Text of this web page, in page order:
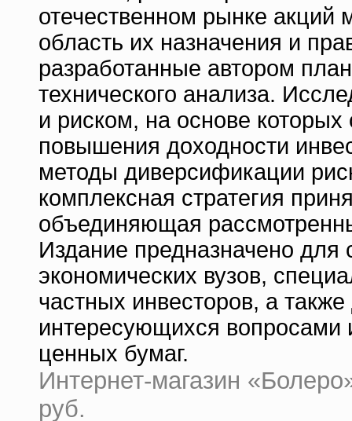
отечественном рынке акций
область их назначения и
разработанные автором
технического анализа.
и риском, на основе которых
повышения доходности
методы диверсификации
комплексная стратегия
объединяющая
Издание предназначено для
экономических вузов,
частных инвесторов, а
интересующихся вопросами
ценных бумаг.
Интернет-магазин
руб.